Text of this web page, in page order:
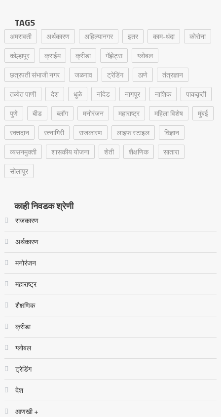
TAGS
अमरावती अर्थकारण अहिल्यानगर इतर काम-धंदा
कोरोना
कोल्हापूर
क्राईम क्रीडा गॅझेट्स
ग्लोबल
छत्रपती संभाजी नगर
जळगाव ट्रेडिंग ठाणे
तंत्रज्ञान
तब्येत पाणी
देश धुळे नांदेड नागपूर नाशिक
पाककृती
पुणे
बीड ब्लॉग मनोरंजन महाराष्ट्र महिला विशेष
मुंबई
रक्‍तदान
रत्नागिरी राजकारण लाइफ स्टाइल
विज्ञान
व्यसनमुक्ती
शासकीय योजना शेती शैक्षणिक
सातारा
सोलापूर
काही निवडक श्रेणी
राजकारण
अर्थकारण
मनोरंजन
महाराष्ट्र
शैक्षणिक
क्रीडा
ग्लोबल
ट्रेडिंग
देश
आणखी +